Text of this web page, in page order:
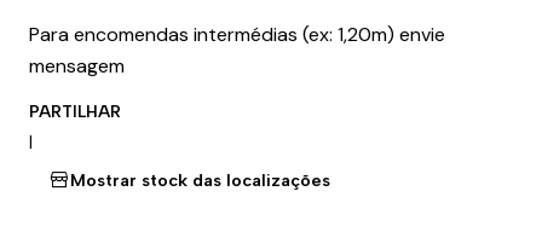
Para encomendas intermédias (ex: 1,20m) envie
mensagem
PARTILHAR
|
Mostrar stock das localizações